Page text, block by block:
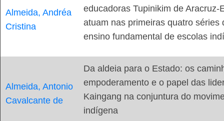
Almeida, Andréa
Cristina
educadoras Tupinikim de Aracruz-
atuam nas primeiras quatro séries
ensino fundamental de escolas
Almeida, Antonio
Cavalcante de
Da aldeia para o Estado: os
empoderamento e o papel das
Kaingang na conjuntura do
indígena